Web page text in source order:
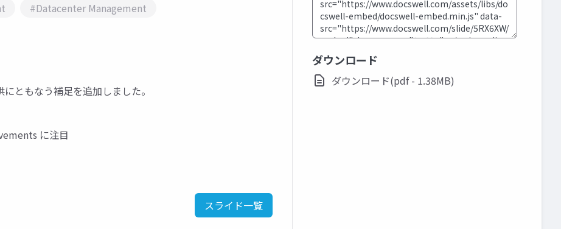
#Datacenter Management
ともなう補足を追加しました。
に注目
スライド一覧
ダウンロード
ダウンロード(pdf - 1.38MB)